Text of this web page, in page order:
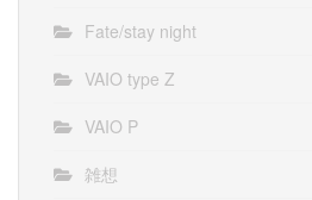
Fate/stay night
VAIO type Z
VAIO P
雑想